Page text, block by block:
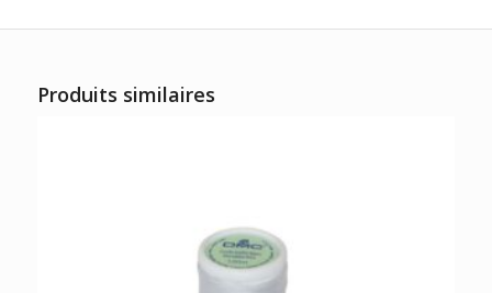
Produits similaires